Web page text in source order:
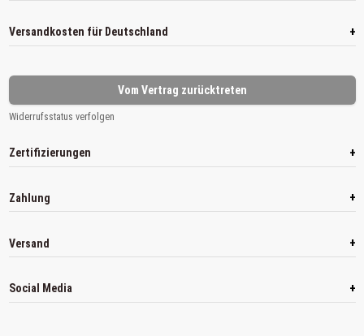
Versandkosten für Deutschland +
Vom Vertrag zurücktreten
Widerrufsstatus verfolgen
Zertifizierungen +
Zahlung +
Versand +
Social Media +